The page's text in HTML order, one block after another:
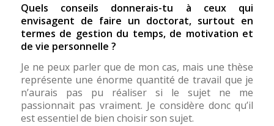
Quels conseils donnerais-tu à ceux qui
envisagent de faire un doctorat, surtout en
termes de gestion du temps, de motivation et
de vie personnelle ?
Je ne peux parler que de mon cas, mais une thèse
représente une énorme quantité de travail que je
n’aurais pas pu réaliser si le sujet ne me
passionnait pas vraiment. Je considère donc qu’il
est essentiel de bien choisir son sujet.